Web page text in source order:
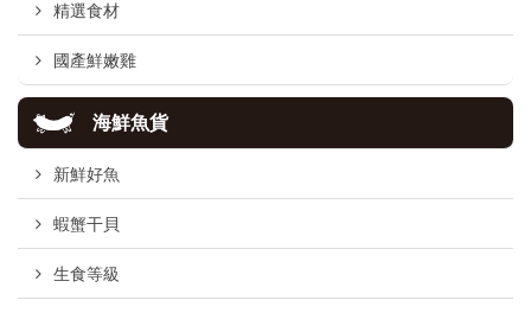
精選食材
國產鮮嫩雞
海鮮魚貨
新鮮好魚
蝦蟹干貝
生食等級